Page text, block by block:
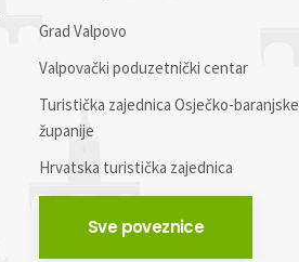
Grad Valpovo
Valpovački poduzetnički centar
Turistička zajednica Osječko-baranjske
županije
Hrvatska turistička zajednica
Sve poveznice